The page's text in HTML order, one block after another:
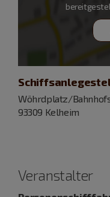
Wöhrdplatz/
93309 Kelheim
Veranstalter